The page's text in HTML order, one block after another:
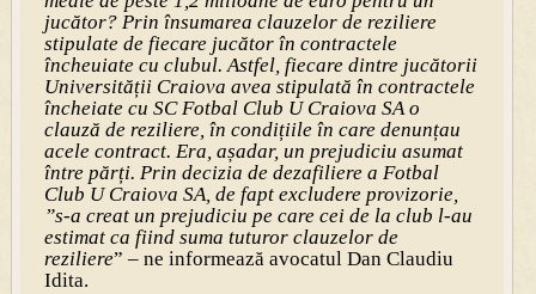
jucător? Prin însumarea clauzelor de reziliere
stipulate de fiecare jucător în contractele
încheuiate cu clubul. Astfel, fiecare dintre jucătorii
Universității Craiova avea stipulată în contractele
încheiate cu SC Fotbal Club U Craiova SA o
clauză de reziliere, în condițiile în care denunțau
acele contract. Era, așadar, un prejudiciu asumat
între părți. Prin decizia de dezafiliere a Fotbal
Club U Craiova SA, de fapt excludere provizorie,
”s-a creat un prejudiciu pe care cei de la club l-au
estimat ca fiind suma tuturor clauzelor de
reziliere” – ne informează avocatul Dan Claudiu
Idita.